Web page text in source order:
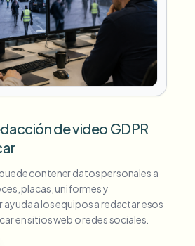
de video GDPR
contener datos personales a
placas, uniformes y
ayuda a los equipos a redactar esos
en sitios web o redes sociales.